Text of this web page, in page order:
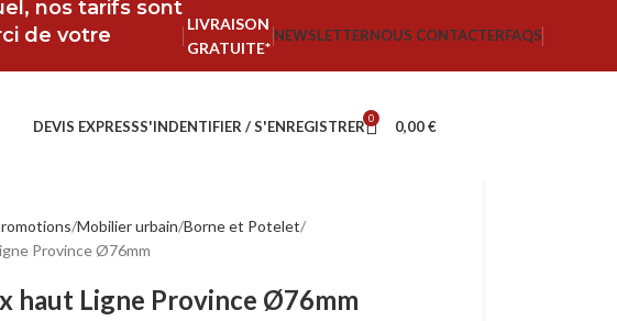
nos tarifs sont
de votre
LIVRAISON
GRATUITE*
NEWSLETTERNOUS CONTACTERFAQS
DEVIS EXPRESSS'INDENTIFIER / S'ENREGISTRER 0 0,00€
Mobilier urbain Borne et Potelet
Province Ø76mm
haut Ligne Province Ø76mm